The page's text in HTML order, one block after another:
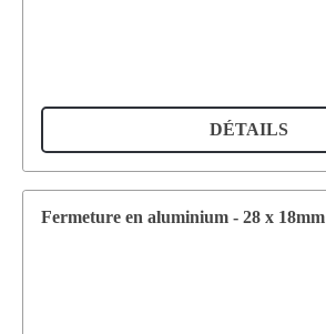
DÉTAILS
Fermeture en aluminium - 28 x 18mm